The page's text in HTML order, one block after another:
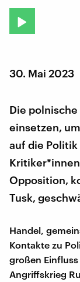
30. Mai 2023
Die
einsetzen,
auf die
Opposition,
Tusk,
Handel,
Kontakte zu
großen
Angriffskrieg